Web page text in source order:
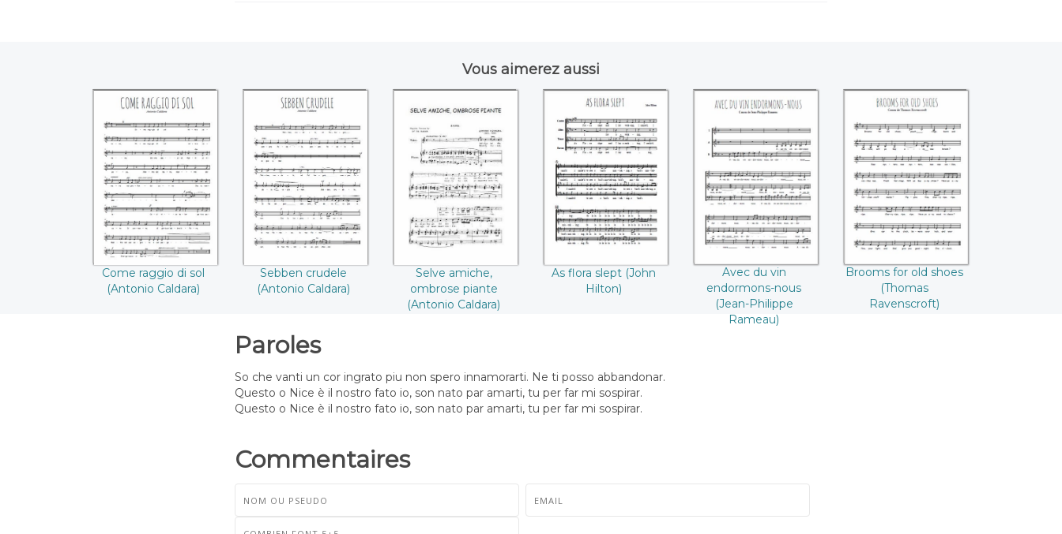
Vous aimerez aussi
Come raggio di sol
((Antonio Caldara))
Come raggio di sol
(Antonio Caldara)
Sebben crudele
((Antonio Caldara))
Sebben crudele
(Antonio Caldara)
Selve amiche,
ombrose piante
((Antonio Caldara))
Selve amiche,
ombrose piante
(Antonio Caldara)
As flora slept (John
Hilton)
As flora slept (John
Hilton)
Avec du vin
endormons-nous
(Jean-Philippe
Rameau)
Avec du vin
endormons-nous
(Jean-Philippe
Rameau)
Brooms for old
shoes (Thomas
Ravenscroft)
Brooms for old shoes
(Thomas
Ravenscroft)
Paroles
So che vanti un cor ingrato piu non spero innamorarti. Ne ti posso abbandonar.
Questo o Nice è il nostro fato io, son nato par amarti, tu per far mi sospirar.
Questo o Nice è il nostro fato io, son nato par amarti, tu per far mi sospirar.
Commentaires